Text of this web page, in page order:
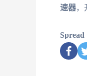
速器，
Spread